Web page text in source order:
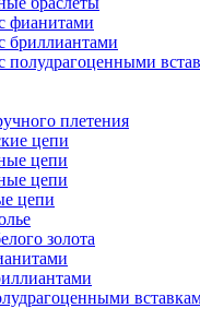
фианитами
бриллиантами
полудрагоценными
плетения
цепи
цепи
цепи
цепи
золота